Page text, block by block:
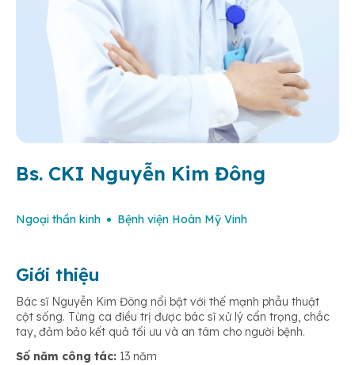
Bs. CKI Nguyễn Kim Đông
Ngoại thần kinh Bệnh viện Hoàn Mỹ Vinh
Giới thiệu
Bác sĩ Nguyễn Kim Đông nổi bật với thế mạnh phẫu thuật
cột sống. Từng ca điều trị được bác sĩ xử lý cẩn trọng, chắc
tay, đảm bảo kết quả tối ưu và an tâm cho người bệnh.
Số năm công tác: 13 năm